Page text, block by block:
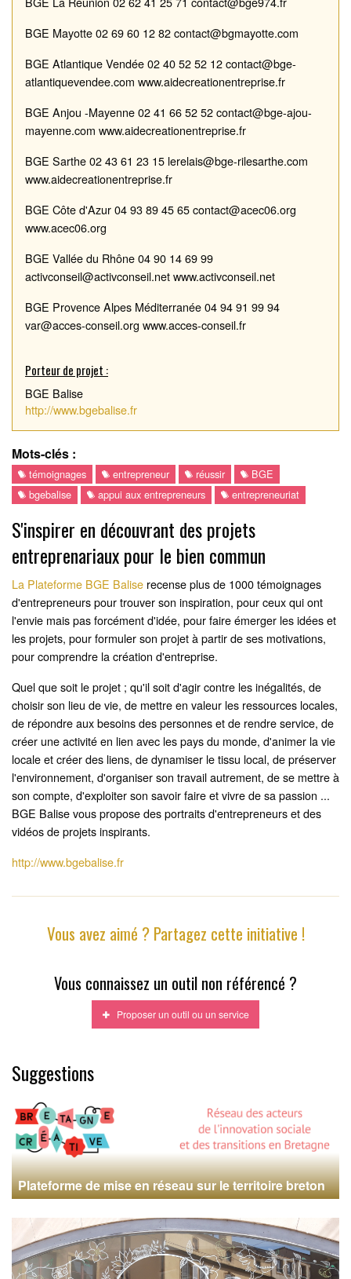
BGE Mayotte02 69 60 12 82contact@bgmayotte.com
BGE AtlantiqueVendée02 40 52 52 12contact@bge-
atlantiquevendee.com www.aidecreationentreprise.fr
BGE Anjou -Mayenne02 41 66 52 52contact@bge-ajou-
mayenne.com www.aidecreationentreprise.fr
BGE Sarthe02 43 61 23 15 lerelais@bge-rilesarthe.com
www.aidecreationentreprise.fr
BGE Côte d'Azur04 93 89 45 65contact@acec06.org
www.acec06.org
BGE Vallée du Rhône04 90 14 69 99
activconseil@activconseil.netwww.activconseil.net
BGE Provence Alpes Méditerranée04 94 91 99 94
var@acces-conseil.org www.acces-conseil.fr
Porteur de projet :
BGE Balise
http://www.bgebalise.fr
Mots-clés :
témoignages entrepreneur réussir
BGE
bgebalise
appui aux entrepreneurs entrepreneuriat
S'inspirer en découvrant des projets
entreprenariaux pour le bien commun
La Plateforme BGE Balise recense plus de 1000 témoignages
d'entrepreneurs pour trouver son inspiration, pour ceux qui ont
l'envie mais pas forcément d'idée, pour faire émerger les idées et
les projets, pour formuler son projet à partir de ses motivations,
pour comprendre la création d'entreprise.
Quel que soit le projet ; qu'il soit d'agir contre les inégalités, de
choisir son lieu de vie, de mettre en valeur les ressources locales,
de répondre aux besoins des personnes et de rendre service, de
créer une activité en lien avec les pays du monde, d'animer la vie
locale et créer des liens, de dynamiser le tissu local, de préserver
l'environnement, d'organiser son travail autrement, de se mettre à
son compte, d'exploiter son savoir faire et vivre de sa passion ...
BGE Balise vous propose des portraits d'entrepreneurs et des
vidéos de projets inspirants.
http://www.bgebalise.fr
Vous avez aimé ? Partagez cette initiative !
Vous connaissez un outil non référencé ?
Proposer un outil ou un service
Suggestions
Plateforme de mise en réseau sur le territoire breton